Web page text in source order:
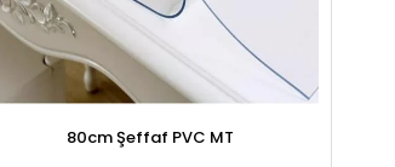
80cm Şeffaf PVC MT